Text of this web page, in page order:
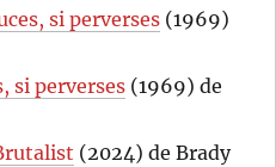
si perverses (1969)
si perverses (1969) de
(2024) de Brady